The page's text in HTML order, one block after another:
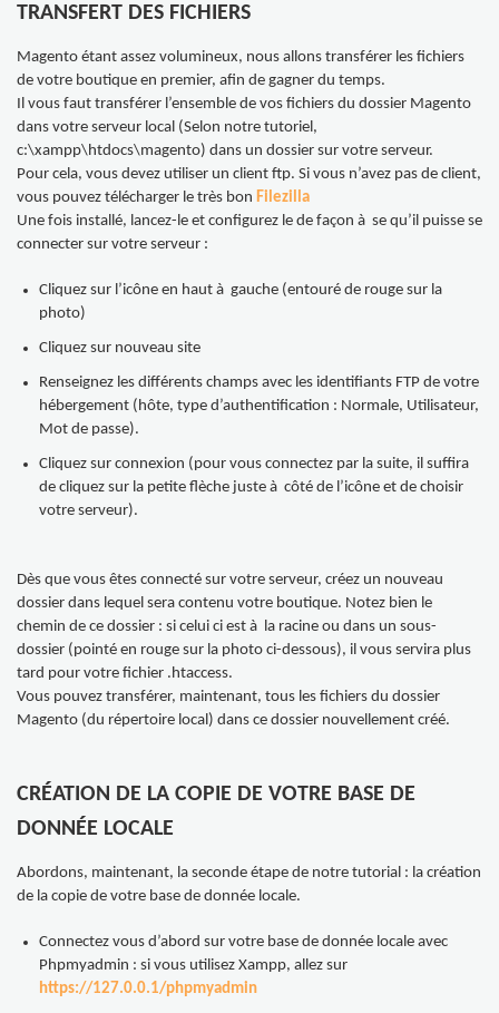
TRANSFERT DES FICHIERS
Magento étant assez volumineux, nous allons transférer les fichiers
de votre boutique en premier, afin de gagner du temps.
Il vous faut transférer l’ensemble de vos fichiers du dossier Magento
dans votre serveur local (Selon notre tutoriel,
c:\xampp\htdocs\magento) dans un dossier sur votre serveur.
Pour cela, vous devez utiliser un client ftp. Si vous n’avez pas de client,
vous pouvez télécharger le très bon Filezilla
Une fois installé, lancez-le et configurez le de façon à se qu’il puisse se
connecter sur votre serveur :
Cliquez sur l’icône en haut à gauche (entouré de rouge sur la
photo)
Cliquez sur nouveau site
Renseignez les différents champs avec les identifiants FTP de votre
hébergement (hôte, type d’authentification : Normale, Utilisateur,
Mot de passe).
Cliquez sur connexion (pour vous connectez par la suite, il suffira
de cliquez sur la petite flèche juste à côté de l’icône et de choisir
votre serveur).
Dès que vous êtes connecté sur votre serveur, créez un nouveau
dossier dans lequel sera contenu votre boutique. Notez bien le
chemin de ce dossier : si celui ci est à la racine ou dans un sous-
dossier (pointé en rouge sur la photo ci-dessous), il vous servira plus
tard pour votre fichier .htaccess.
Vous pouvez transférer, maintenant, tous les fichiers du dossier
Magento (du répertoire local) dans ce dossier nouvellement créé.
CRÉATION DE LA COPIE DE VOTRE BASE DE
DONNÉE LOCALE
Abordons, maintenant, la seconde étape de notre tutorial : la création
de la copie de votre base de donnée locale.
Connectez vous d’abord sur votre base de donnée locale avec
Phpmyadmin : si vous utilisez Xampp, allez sur
https://127.0.0.1/phpmyadmin